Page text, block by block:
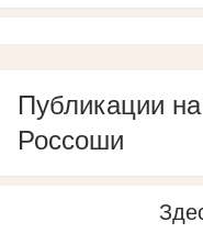
Публикации
Россоши